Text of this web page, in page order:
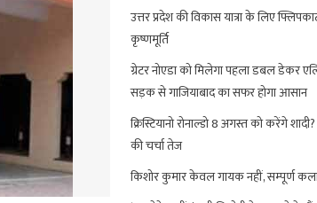
उत्तर प्रदेश की विकास यात्रा के लिए
कृष्णमूर्ति
ग्रेटर नोएडा को मिलेगा पहला डबल डेकर
सड़क से गाजियाबाद का सफर होगा आसान
क्रिस्टियानो रोनाल्डो 8 अगस्त को करेंगे
की चर्चा तेज
किशोर कुमार केवल गायक नहीं, सम्पूर्ण कला